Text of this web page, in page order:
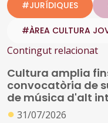
#JURÍDIQUES
#ÀREA CULTURA
Contingut relacionat
Cultura amplia
convocatòria de
de música d'alt
● 31/07/2026